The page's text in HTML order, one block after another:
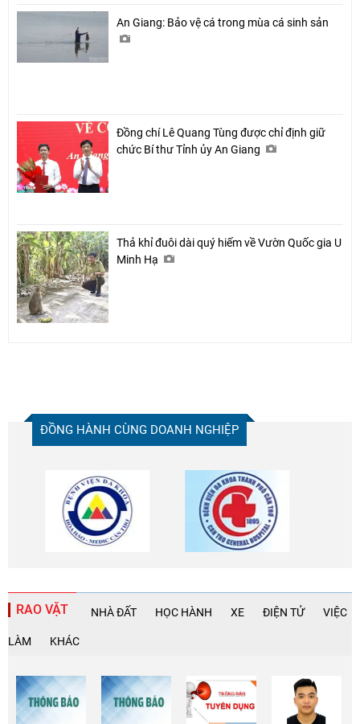
An Giang: Bảo vệ cá trong mùa cá sinh sản
Đồng chí Lê Quang Tùng được chỉ định giữ
chức Bí thư Tỉnh ủy An Giang
Thả khỉ đuôi dài quý hiếm về Vườn Quốc gia U
Minh Hạ
ĐỒNG HÀNH CÙNG DOANH NGHIỆP
RAO VẶT NHÀ ĐẤT HỌC HÀNH XE ĐIỆN TỬ VIỆC
LÀM KHÁC